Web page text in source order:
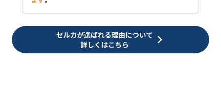
セルカが選ばれる理由について
詳しくはこちら